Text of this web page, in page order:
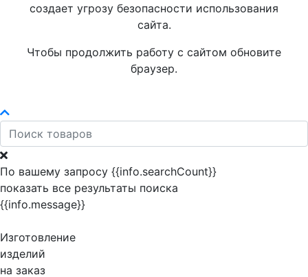
создает угрозу безопасности использования
сайта.
Чтобы продолжить работу с сайтом обновите
браузер.
По вашему запросу {{info.searchCount}}
показать все результаты поиска
{{info.message}}
Изготовление
изделий
на заказ